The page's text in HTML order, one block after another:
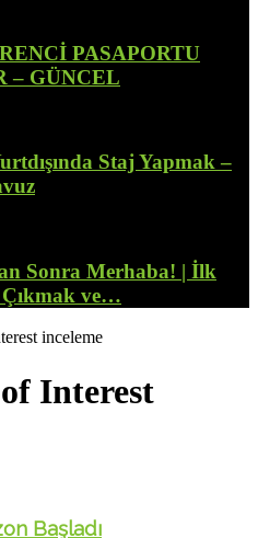
PASAPORTU
– GÜNCEL
Staj Yapmak –
Sonra Merhaba! | İlk
Çıkmak ve…
inceleme
Interest
Başladı